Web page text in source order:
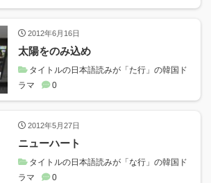
2012年6月16日
太陽をのみ込め
タイトルの日本語読みが「た行」の韓国ド
ラマ
0
2012年5月27日
ニューハート
タイトルの日本語読みが「な行」の韓国ド
ラマ
0